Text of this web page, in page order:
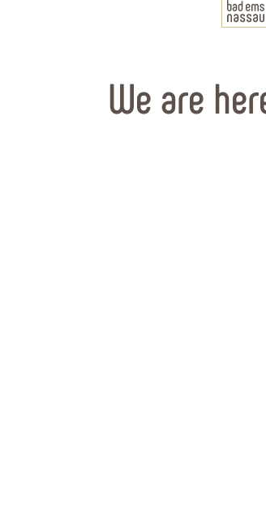
We are